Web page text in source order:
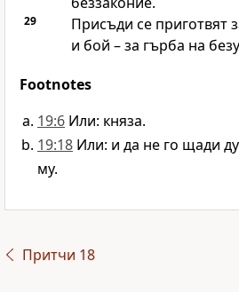
29
Присъди се приготвят
и бой – за гърба на
Footnotes
19:6 Или: княза.
19:18 Или: и да не го щади
му.
Притчи 18